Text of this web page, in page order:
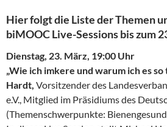
Hier folgt die Liste der Themen
biMOOC Live-Sessions bis zum
Dienstag, 23. März, 19:00 Uhr
„Wie ich imkere und warum ich es so
Hardt Vorsitzender des
e.V., Mitglied im Präsidiums des
(Themenschwerpunkte: